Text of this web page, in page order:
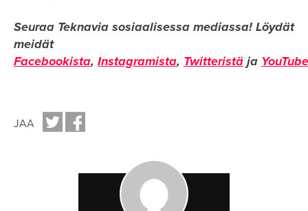
Seuraa Teknavia sosiaalisessa mediassa! Löydät
meidät
Facebookista, Instagramista, Twitteristä ja
JAA